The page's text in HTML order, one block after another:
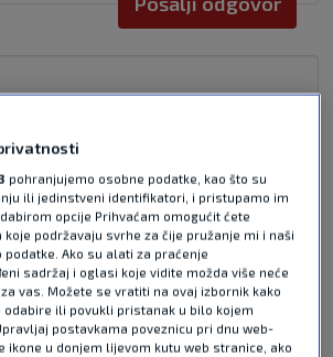
prije 4 mjeseci
stvar i nek im se to događa baš
pohranjujemo osobne podatke, kao što su
ili jedinstveni identifikatori, i pristupamo im
opcije Prihvaćam omogućit ćete
podržavaju svrhe za čije pružanje mi i naši
Ako su alati za praćenje
sadržaj i oglasi koje vidite možda više neće
vas. Možete se vratiti na ovaj izbornik kako
ili povukli pristanak u bilo kojem
postavkama poveznicu pri dnu web-
ikone u donjem lijevom kutu web stranice, ako